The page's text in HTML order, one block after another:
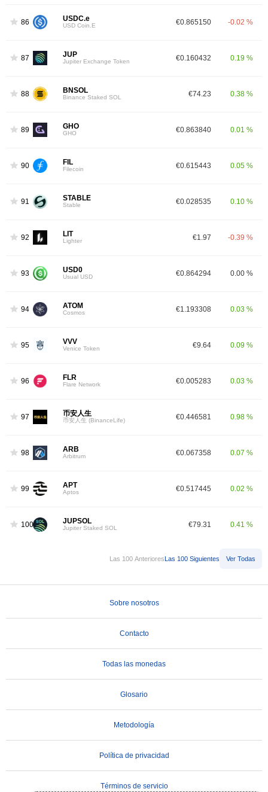
86 USDC.e
USD Coin.E €0.865150 -0.02 %
87 JUP
Jupiter Exchange Token €0.160432 0.19 %
88 BNSOL
Binance Staked SOL €74.23 0.38 %
89 GHO
GHO €0.863840 0.01 %
90 FIL
Filecoin €0.615443 0.05 %
91 STABLE
Stable €0.028535 0.10 %
92 LIT
Lighter €1.97 -0.39 %
93 USD0
Usual USD €0.864294 0.00 %
94 ATOM
Cosmos €1.193308 0.03 %
95 VVV
Venice Token €9.64 0.09 %
96 FLR
Flare Network €0.005283 0.03 %
97 币安人生
币安人生 (BinanceLife) €0.446581 0.98 %
98 ARB
Arbitrum €0.067358 0.07 %
99 APT
Aptos €0.517445 0.02 %
100 JUPSOL
Jupiter Staked SOL €79.31 0.41 %
Las 100 AnterioresLas 100 Siguientes Ver Todas
Sobre nosotros
Contacto
Todas las monedas
Glosario
Metodología
Política de privacidad
Términos de servicio